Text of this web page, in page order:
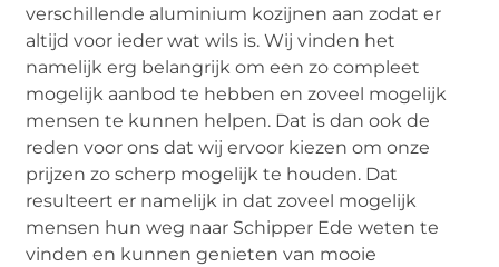
verschillende aluminium kozijnen aan zodat er
altijd voor ieder wat wils is. Wij vinden het
namelijk erg belangrijk om een zo compleet
mogelijk aanbod te hebben en zoveel mogelijk
mensen te kunnen helpen. Dat is dan ook de
reden voor ons dat wij ervoor kiezen om onze
prijzen zo scherp mogelijk te houden. Dat
resulteert er namelijk in dat zoveel mogelijk
mensen hun weg naar Schipper Ede weten te
vinden en kunnen genieten van mooie